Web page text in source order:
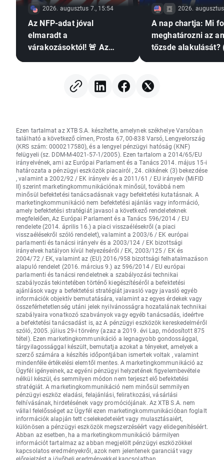
2026. augusztus 7., 15:54
Az NFP-adat jóval
elmaradt a
várakozásoktól! 🚨 Az
2026.
A nap chartja: Mi
meghatározni az
tőzsde alakulását?
Ezen tartalmat az XTB S.A. készítette, amelynek székhelye Varsóban
található a következő címen, Prosta 67, 00-838 Varsó, Lengyelország
(KRS szám: 0000217580), és a lengyel pénzügyi hatóság (KNF)
felügyeli (sz. DDM-M-4021-57-1/2005). Ezen tartalom a 2014/65/EU
irányelvének, ami az Európai Parlament és a Tanács 2014. május 15-i
határozata a pénzügyi eszközök piacairól , 24. cikkének (3) bekezdése
, valamint a 2002/92 / EK irányelv és a 2011/61 / EU irányelv (MiFID
II) szerint marketingkommunikációnak minősül, továbbá nem
minősül befektetési tanácsadásnak vagy befektetési kutatásnak. A
marketingkommunikáció nem befektetési ajánlás vagy információ,
amely befektetési stratégiát javasol a következő rendeleteknek
megfelelően, Az Európai Parlament és a Tanács 596/2014 / EU
rendelete (2014. április 16.) a piaci visszaélésekről (a piaci
visszaélésekről szóló rendelet), valamint a 2003/6 / EK európai
parlamenti és tanácsi irányelv és a 2003/124 / EK bizottsági
irányelvek hatályon kívül helyezéséről / EK, 2003/125 / EK és
2004/72 / EK, valamint az (EU) 2016/958 bizottsági felhatalmazáson
alapuló rendelet (2016. március 9.) az 596/2014 / EU európai
parlamenti és tanácsi rendeletnek a szabályozási technikai
szabályozás tekintetében történő kiegészítéséről a befektetési
ajánlások vagy a befektetési stratégiát javasló vagy javasló egyéb
információk objektív bemutatására, valamint az egyes érdekek vagy
összeférhetetlenség utáni jelek nyilvánosságra hozatalának technikai
szabályaira vonatkozó szabványok vagy egyéb tanácsadás, ideértve
a befektetési tanácsadást is, az A pénzügyi eszközök kereskedelméről
szóló, 2005. július 29-i törvény (azaz a 2019. évi Lap, módosított 875
tétel). Ezen marketingkommunikáció a legnagyobb gondossággal,
tárgyilagossággal készült, bemutatja azokat a tényeket, amelyek a
szerző számára a készítés időpontjában ismertek voltak , valamint
mindenféle értékelési elemtől mentes. A marketingkommunikáció az
Ügyfél igényeinek, az egyéni pénzügyi helyzetének figyelembevétele
nélkül készül, és semmilyen módon nem terjeszt elő befektetési
stratégiát. A marketingkommunikáció nem minősül semmilyen
pénzügyi eszköz eladási, felajánlási, feliratkozási, vásárlási
felhívásának, hirdetésének vagy promóciójának. Az XTB S.A. nem
vállal felelősséget az Ügyfél ezen marketingkommunikációban foglalt
információk alapján tett cselekedeteiért vagy mulasztásaiért,
különösen a pénzügyi eszközök megszerzéséért vagy elidegenítéséért.
Abban az esetben, ha a marketingkommunikáció bármilyen
információt tartalmaz az abban megjelölt pénzügyi eszközökkel
kapcsolatos eredményekről, azok nem jelentenek garanciát vagy